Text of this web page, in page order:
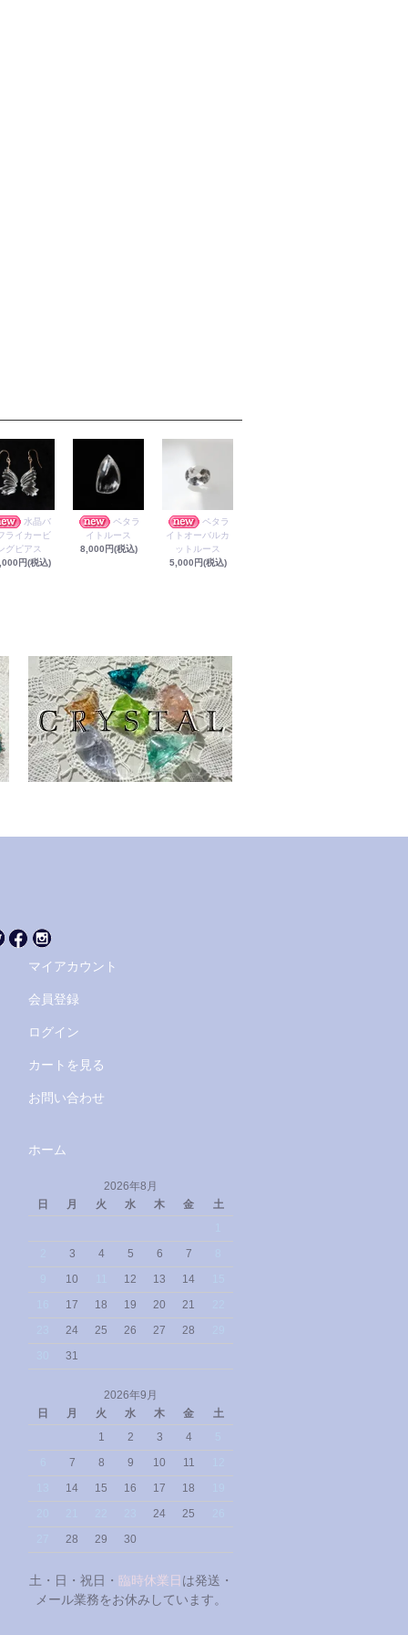
水晶バ
ライカービ
グピアス
円(税込)
ペタラ
イトルース
8,000円(税込)
ペタラ
イトオーバルカ
ットルース
5,000円(税込)
マイアカウント
会員登録
ログイン
カートを見る
お問い合わせ
ホーム
2026年8月
日
月 火 水 木 金
土
3 4 5 6 7
10 12 13 14
17 18 19 20 21
24 25 26 27 28
31
2026年9月
日
月 火 水 木 金
土
1
2 3 4
7 8 9 10 11
14 15 16 17 18
24 25
28 29 30
土・日・祝日・ 臨時休業日 は発送・
メール業務をお休みしています。